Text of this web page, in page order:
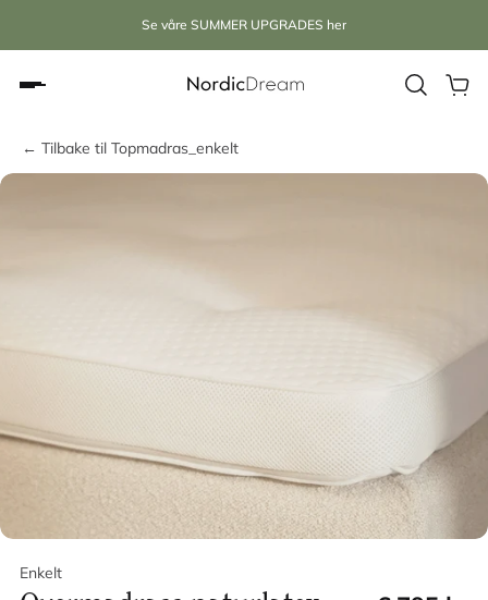
Se våre SUMMER UPGRADES her
← Tilbake til Topmadras_enkelt
Enkelt